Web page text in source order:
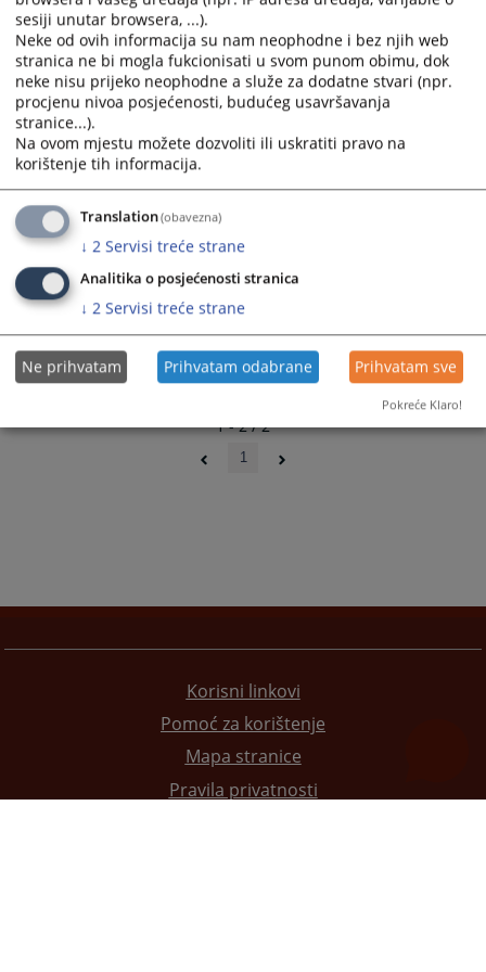
and
select
a
date.
Press
the
question
mark
key
to
the
keyboard
for
changing
and
select
a
date.
Press
the
mark
key
get
the
keyboard
for
changing
1 - 2 / 2
1
Korisni linkovi
Pomoć za korištenje
Mapa stranice
Pravila privatnosti
sesiji unutar browsera, ...).
Neke od ovih informacija su nam neophodne i bez njih web
stranica ne bi mogla fukcionisati u svom punom obimu, dok
neke nisu prijeko neophodne a služe za dodatne stvari (npr.
procjenu nivoa posjećenosti, budućeg usavršavanja
stranice...).
Na ovom mjestu možete dozvoliti ili uskratiti pravo na
korištenje tih informacija.
Translation(obavezna)
↓ 2 Servisi treće strane
Analitika o posjećenosti stranica
↓ 2 Servisi treće strane
Ne prihvatam Prihvatam odabrane Prihvatam sve
Pokreće Klaro!